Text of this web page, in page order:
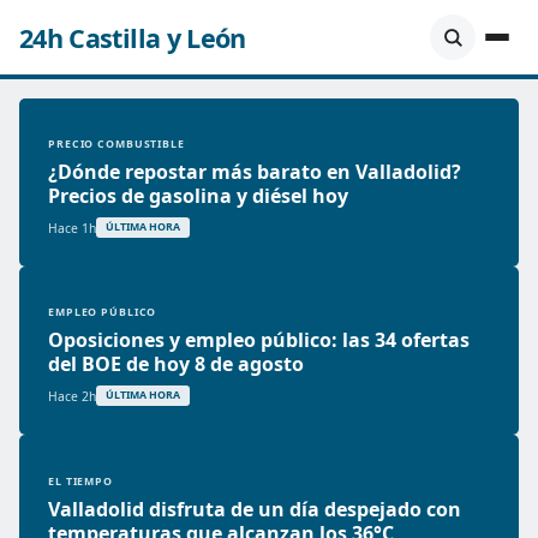
24h Castilla y León
PRECIO COMBUSTIBLE
¿Dónde repostar más barato en Valladolid?
Precios de gasolina y diésel hoy
Hace 1h ÚLTIMA HORA
EMPLEO PÚBLICO
Oposiciones y empleo público: las 34 ofertas
del BOE de hoy 8 de agosto
Hace 2h ÚLTIMA HORA
EL TIEMPO
Valladolid disfruta de un día despejado con